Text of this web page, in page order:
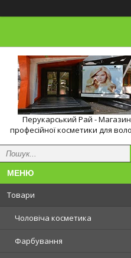
Перукарський Рай - Магазин
професійної косметики для
Товари
Чоловіча косметика
Фарбування